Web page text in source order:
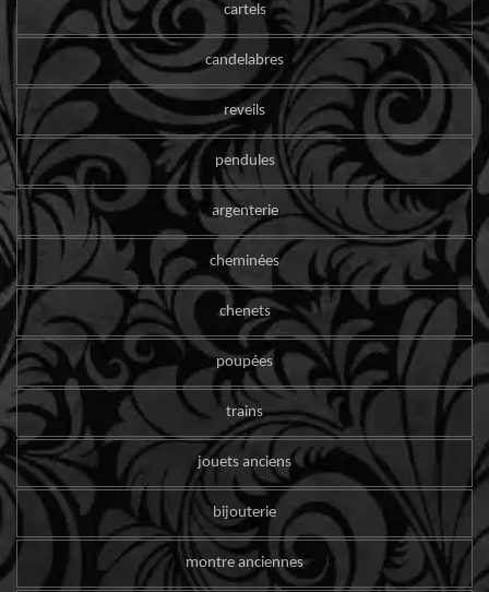
cartels
candelabres
reveils
pendules
argenterie
cheminées
chenets
poupées
trains
jouets anciens
bijouterie
montre anciennes